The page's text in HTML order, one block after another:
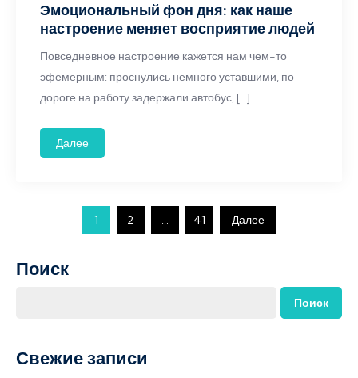
Эмоциональный фон дня: как наше
настроение меняет восприятие людей
Повседневное настроение кажется нам чем-то
эфемерным: проснулись немного уставшими, по
дороге на работу задержали автобус, […]
Далее
Пагинация
записей
1 2 … 41 Далее
Поиск
Поиск
Свежие записи